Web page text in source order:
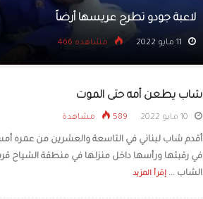
كلب يلتهم أموال صاحبه
11 مايو 2022 مشاهده 579
شاب يطعن أمه حتى الموت
589 مشاهدة
أقدم شاب لبناني في التاسعة والعشرين من عمره
في رقبتها ورأسها داخل منزلها في منطقة الشياح
الشاب ... إقرأ المزيد